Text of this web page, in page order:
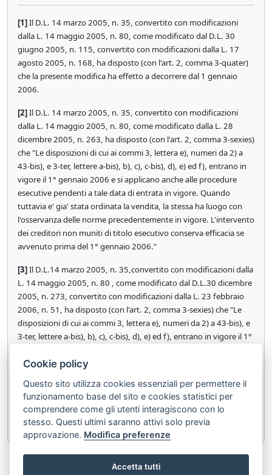
[1]Il D.L. 14 marzo 2005, n. 35, convertito con modificazioni
dalla L. 14 maggio 2005, n. 80, come modificato dal D.L. 30
giugno 2005, n. 115, convertito con modificazioni dalla L. 17
agosto 2005, n. 168, ha disposto (con l'art. 2, comma 3-quater)
che la presente modifica ha effetto a decorrere dal 1 gennaio
2006.
[2]Il D.L. 14 marzo 2005, n. 35, convertito con modificazioni
dalla L. 14 maggio 2005, n. 80, come modificato dalla L. 28
dicembre 2005, n. 263, ha disposto (con l'art. 2, comma 3-sexies)
che "Le disposizioni di cui ai commi 3, lettera e), numeri da 2) a
43-bis), e 3-ter, lettere a-bis), b), c), c-bis), d), e) ed f), entrano in
vigore il 1° gennaio 2006 e si applicano anche alle procedure
esecutive pendenti a tale data di entrata in vigore. Quando
tuttavia e' gia' stata ordinata la vendita, la stessa ha luogo con
l'osservanza delle norme precedentemente in vigore. L'intervento
dei creditori non muniti di titolo esecutivo conserva efficacia se
avvenuto prima del 1° gennaio 2006."
[3]Il D.L.14 marzo 2005, n. 35,convertito con modificazioni dalla
L. 14 maggio 2005, n. 80 , come modificato dal D.L.30 dicembre
2005, n. 273, convertito con modificazioni dalla L. 23 febbraio
2006, n. 51, ha disposto (con l'art. 2, comma 3-sexies) che "Le
disposizioni di cui ai commi 3, lettera e), numeri da 2) a 43-bis), e
3-ter, lettere a-bis), b), c), c-bis), d), e) ed f), entrano in vigore il 1°
pendenti a tale data di entrata in vigore. Quando tuttavia e' gia'
norme precedentemente in vigore. L'intervento dei creditori non
muniti di titolo esecutivo conserva efficacia se avvenuto prima
del 1° marzo 2006."
Articolo 583 Articolo 585
Cookie policy
Questo sito utilizza cookies essenziali per permettere il
funzionamento base del sito e cookies statistici per
comprendere come gli utenti interagiscono con lo
stesso. Questi ultimi saranno attivi solo previa
approvazione. Modifica preferenze
Accetta tutti